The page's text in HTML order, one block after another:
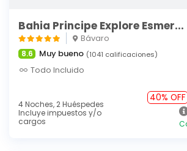
Bahia Principe Explore Esmer...
Bávaro
8.6 Muy bueno (1041 calificaciones)
Todo Incluido
4 Noches, 2 Huéspedes
Incluye impuestos y/o
cargos
40% OFF